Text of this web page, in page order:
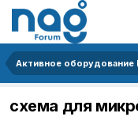
схема для